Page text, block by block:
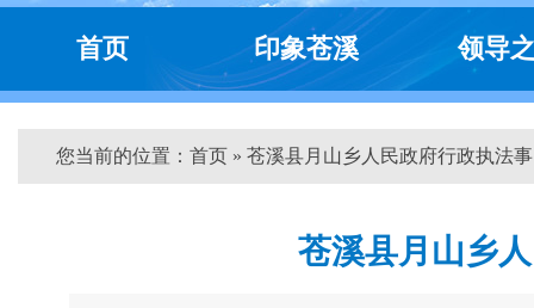
首页 印象苍溪 领导
您当前的位置： 首页 » 苍溪县月山乡人民政府行政执法
苍溪县月山乡